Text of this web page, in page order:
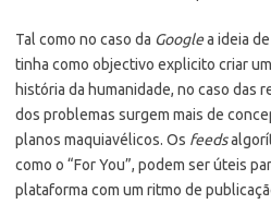
Tal como no caso da Googlea ideia
tinha como objectivo explicito criar
história da humanidade, no caso das
dos problemas surgem mais de
planos maquiavélicos. Os feeds
como o “For You”, podem ser úteis
plataforma com um ritmo de